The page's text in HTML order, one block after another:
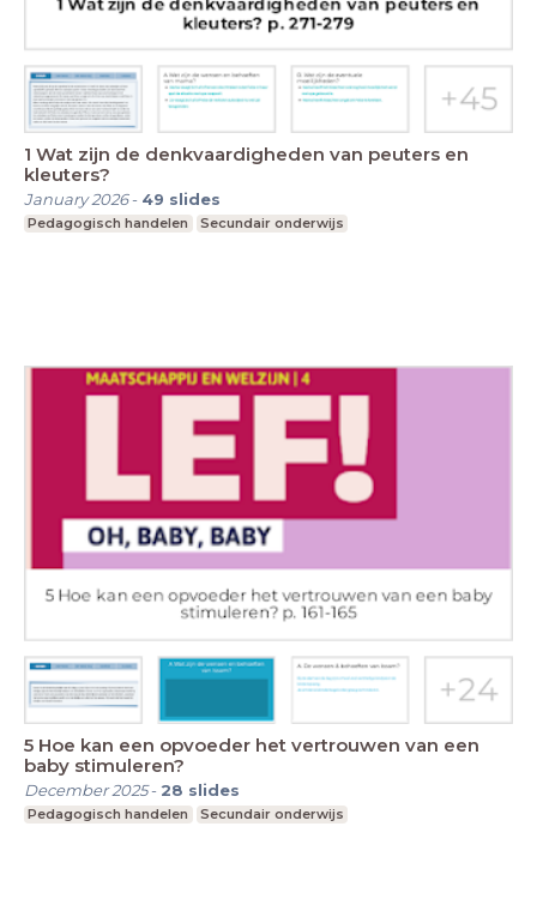
1 Wat zijn de denkvaardigheden van peuters en
kleuters?
January 2026- 49 slides
Pedagogisch handelen Secundair onderwijs
5 Hoe kan een opvoeder het vertrouwen van een
baby stimuleren?
December 2025- 28 slides
Pedagogisch handelen Secundair onderwijs